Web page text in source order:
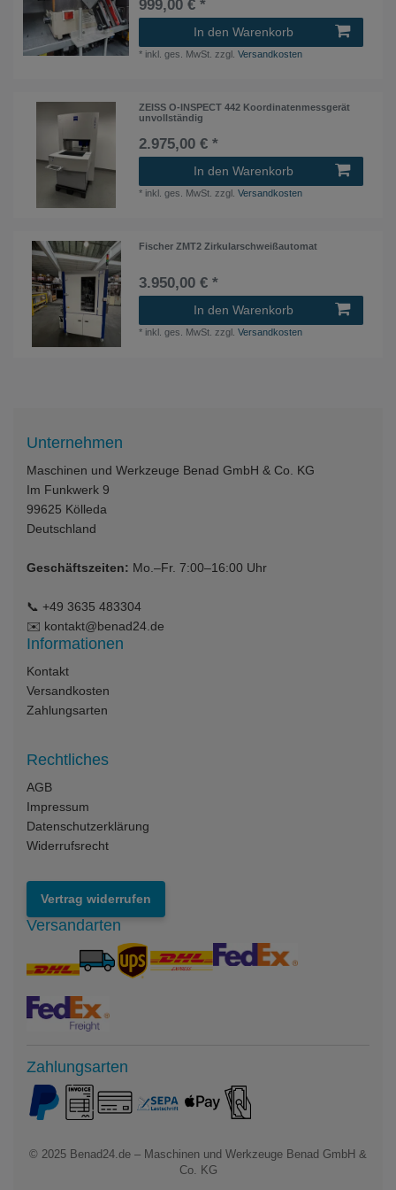
999,00 € *
In den Warenkorb
* inkl. ges. MwSt. zzgl.Versandkosten
ZEISS O-INSPECT 442 Koordinatenmessgerät
unvollständig
2.975,00 € *
In den Warenkorb
* inkl. ges. MwSt. zzgl.Versandkosten
Fischer ZMT2 Zirkularschweißautomat
3.950,00 € *
In den Warenkorb
* inkl. ges. MwSt. zzgl.Versandkosten
Unternehmen
Maschinen und Werkzeuge Benad GmbH & Co. KG
Im Funkwerk 9
99625 Kölleda
Deutschland
Geschäftszeiten: Mo.–Fr. 7:00–16:00 Uhr
📞 +49 3635 483304
✉️ kontakt@benad24.de
Informationen
Kontakt
Versandkosten
Zahlungsarten
Rechtliches
AGB
Impressum
Datenschutzerklärung
Widerrufsrecht
Vertrag widerrufen
Versandarten
Zahlungsarten
© 2025 Benad24.de – Maschinen und Werkzeuge Benad GmbH &
Co. KG